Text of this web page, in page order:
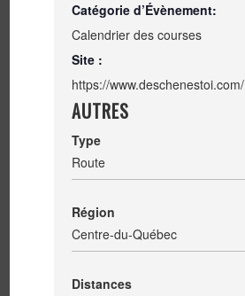
Catégorie d’Évènement:
Calendrier des courses
Site :
https://www.deschenestoi.com/
AUTRES
Type
Route
Région
Centre-du-Québec
Distances